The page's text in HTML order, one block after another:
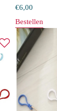
€6,00
Bestellen